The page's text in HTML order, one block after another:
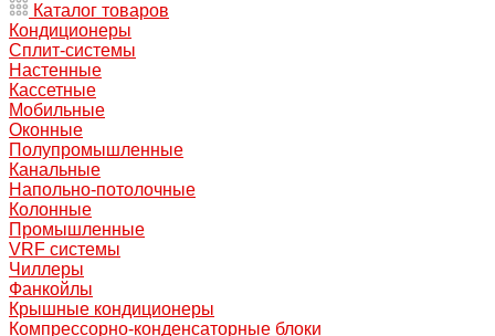
Каталог товаров
Кондиционеры
Сплит-системы
Настенные
Кассетные
Мобильные
Оконные
Полупромышленные
Канальные
Напольно-потолочные
Колонные
Промышленные
VRF системы
Чиллеры
Фанкойлы
Крышные кондиционеры
Компрессорно-конденсаторные блоки